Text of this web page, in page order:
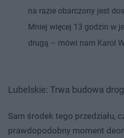
na razie obarczony jest
Mniej więcej 13 godzin w
drugą – mówi nam Karol
Lubelskie: Trwa budowa
Sam środek tego przedziału,
prawdopodobny moment